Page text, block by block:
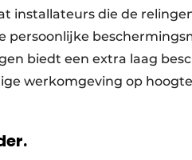
installateurs die de
persoonlijke
biedt een extra laag
werkomgeving op